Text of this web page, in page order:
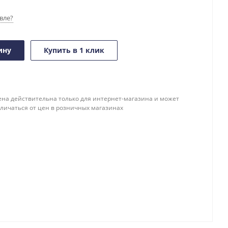
Купить в 1 клик
действительна только для интернет-магазина и может
от цен в розничных магазинах